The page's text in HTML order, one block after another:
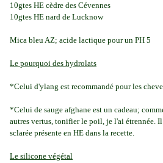
10gtes HE cèdre des Cévennes
10gtes HE nard de Lucknow
Mica bleu AZ; acide lactique pour un PH 5
Le pourquoi des hydrolats
*Celui d'ylang est recommandé pour les
*Celui de sauge afghane est un cadeau;
autres vertus, tonifier le poil, je l'ai étrennée.
sclarée présente en HE dans la recette.
Le silicone végétal